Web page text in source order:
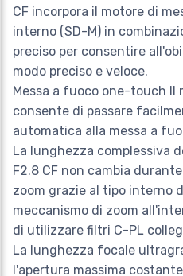
CF incorpora il motore di
interno (SD-M) in
preciso per consentire
modo preciso e veloce.
Messa a fuoco one-touch Il
consente di passare
automatica alla messa a
La lunghezza complessiva
F2.8 CF non cambia
zoom grazie al tipo interno
meccanismo di zoom
di utilizzare filtri C-PL
La lunghezza focale
l'apertura massima